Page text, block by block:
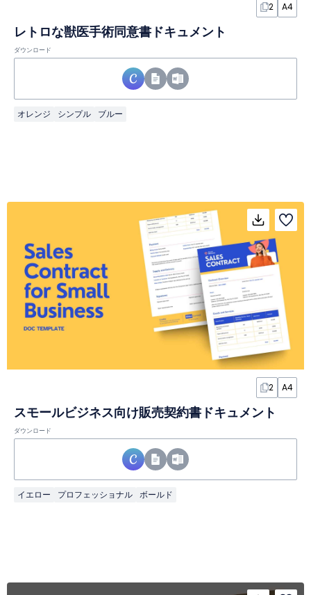
2 A4
レトロな獣医手術同意書ドキュメント
ダウンロード
オレンジ シンプル ブルー
2 A4
スモールビジネス向け販売契約書ドキュメント
ダウンロード
イエロー プロフェッショナル ボールド